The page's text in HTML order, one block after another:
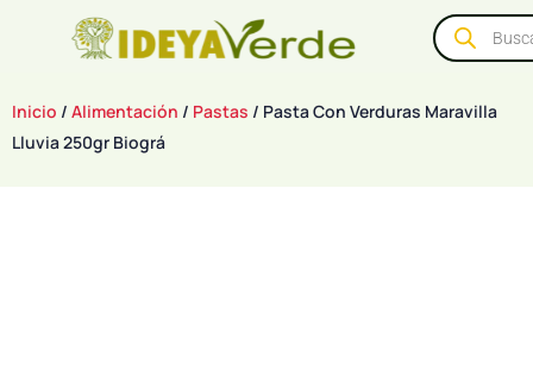
Inicio / Alimentación / Pastas / Pasta Con Verduras Maravilla
Lluvia 250gr Biográ